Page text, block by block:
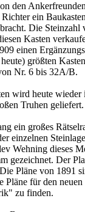
den
ein
Die Steinzahl
Kasten
einen
größten
Nr. 6 bis 32A/B.
wird heute wieder
Truhen geliefert.
ein großes
einzelnen
Wehning dieses
gezeichnet. Der
Pläne von 1891
Pläne für den neuen
zu finden.